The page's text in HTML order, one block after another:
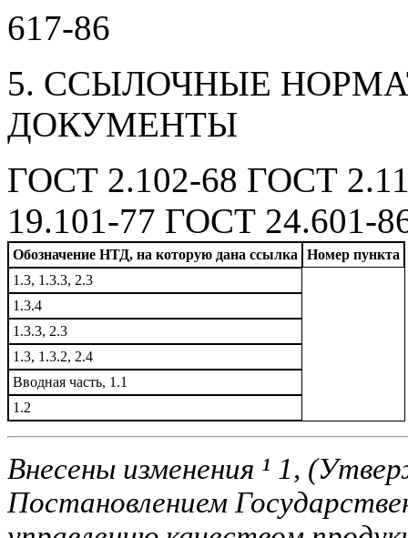
617-86
5. ССЫЛОЧНЫЕ
ДОКУМЕНТЫ
ГОСТ 2.102-68 ГОСТ
19.101-77 ГОСТ 24.601-
Обозначение НТД, на которую дана ссылка
Номер пункта
1.3, 1.3.3, 2.3
1.3.4
1.3.3, 2.3
1.3, 1.3.2, 2.4
Вводная часть, 1.1
1.2
Внесены изменения ¹ 1,
Постановлением